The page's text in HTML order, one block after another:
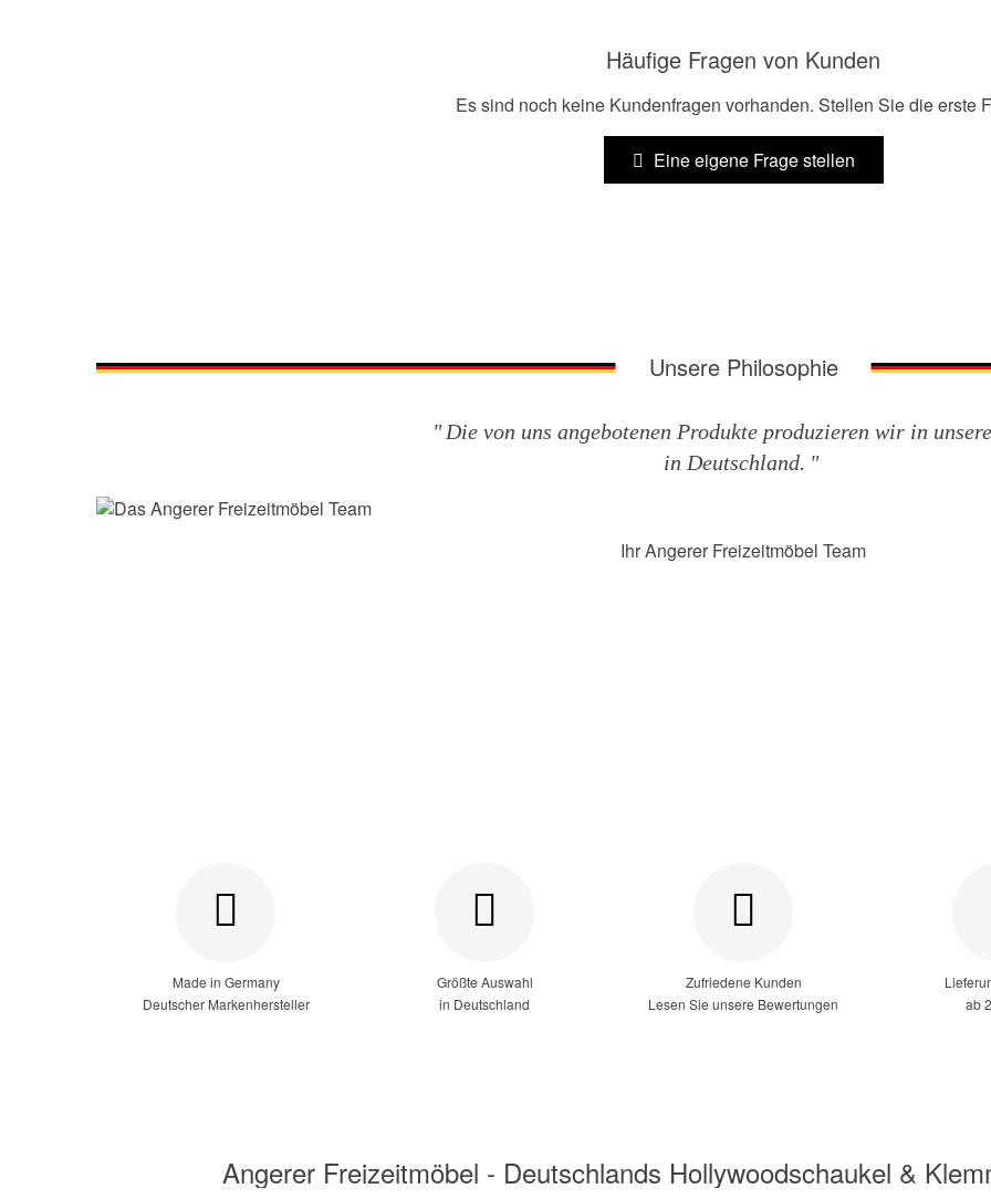
Häufige Fragen von Kunden
Es sind noch keine Kundenfragen vorhanden. Stellen Sie die erste
Eine eigene Frage stellen
Unsere Philosophie
Die von uns angebotenen Produkte produzieren wir in
in Deutschland.
Ihr Angerer Freizeitmöbel Team
Made in Germany
Deutscher Markenhersteller
Größte Auswahl
in Deutschland
Zufriedene Kunden
Lesen Sie unsere Bewertungen
ab
Angerer Freizeitmöbel - Deutschlands Hollywoodschaukel &